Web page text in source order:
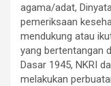
agama/adat,
pemeriksaan
mendukung atau
yang bertentangan
Dasar 1945, NKRI
melakukan